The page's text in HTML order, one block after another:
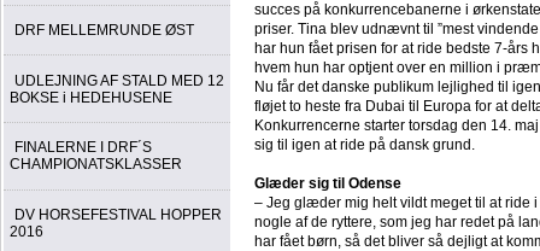
DRF MELLEMRUNDE ØST
UDLEJNING AF STALD MED 12
BOKSE i HEDEHUSENE
FINALERNE I DRF´S
CHAMPIONATSKLASSER
DV HORSEFESTIVAL HOPPER
2016
succes på konkurrencebanerne i
priser. Tina blev udnævnt til ”mest
har hun fået prisen for at ride bedste 7-års
hvem hun har optjent over en million i
Nu får det danske publikum lejlighed til
fløjet to heste fra Dubai til Europa for at
Konkurrencerne starter torsdag den 14.
sig til igen at ride på dansk grund.
Glæder sig til Odense
– Jeg glæder mig helt vildt meget til at ride
nogle af de ryttere, som jeg har redet på
har fået børn, så det bliver så dejligt at